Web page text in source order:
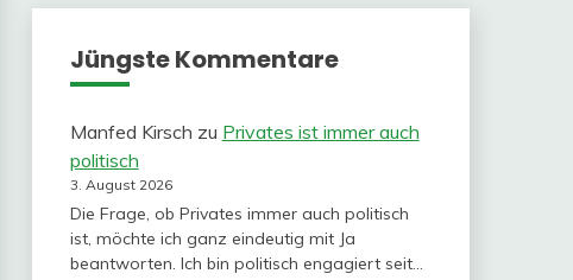
Jüngste Kommentare
Manfed Kirsch zu Privates ist immer auch
politisch
3. August 2026
Die Frage, ob Privates immer auch politisch
ist, möchte ich ganz eindeutig mit Ja
beantworten. Ich bin politisch engagiert seit…